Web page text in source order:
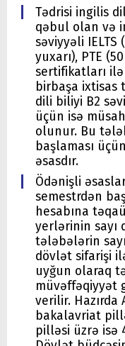
Tədrisi ingilis
qəbul olan və
səviyyəli IELTS
yuxarı), PTE
sertifikatları
birbaşa ixtisas
dili biliyi B2
üçün isə
olunur. Bu
başlaması
əsasdır.
Ödənişli
semestrdən
hesabına
yerlərinin sayı
tələbələrin
dövlət sifarişi
uyğun olaraq
müvəffəqiyyət
verilir. Hazırda
bakalavriat
pilləsi üzrə isə